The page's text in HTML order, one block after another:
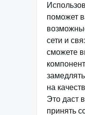
поможет
сети и
сможете
на
Это даст
принять